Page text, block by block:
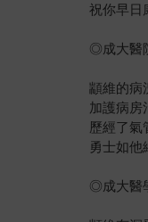
祝你早日
◎成大醫
顓維的病
加護病房
歷經了氣
勇士如他
◎成大醫